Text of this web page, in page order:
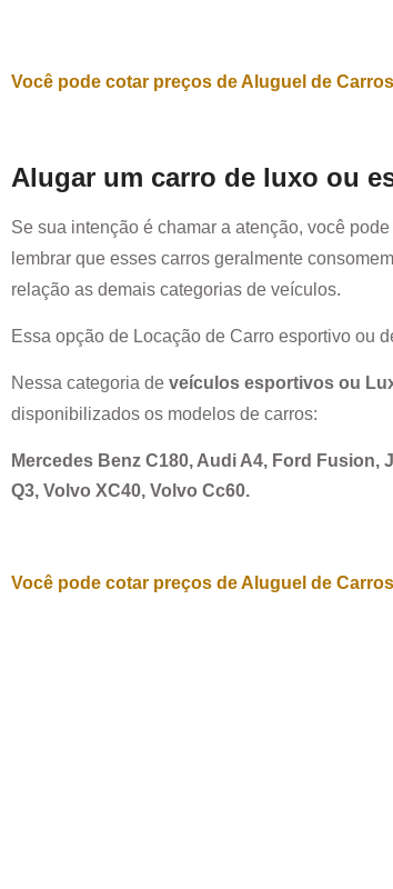
Você pode cotar preços de Aluguel de
Alugar um carro de luxo ou
Se sua intenção é chamar a atenção, você
lembrar que esses carros geralmente
relação as demais categorias de veículos.
Essa opção de Locação de Carro esportivo ou
Nessa categoria de veículos esportivos ou
disponibilizados os modelos de carros:
Mercedes Benz C180, Audi A4, Ford Fusion,
Q3, Volvo XC40, Volvo Cc60.
Você pode cotar preços de Aluguel de